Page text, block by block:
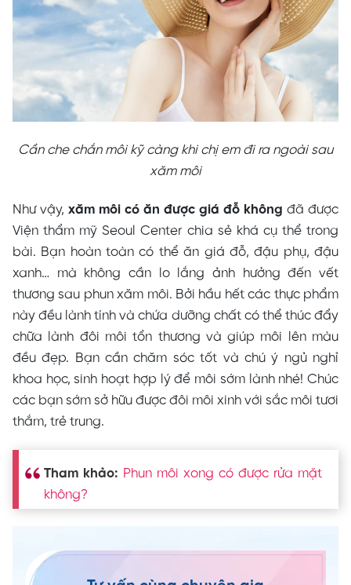
Cần che chắn môi kỹ càng khi chị em đi ra ngoài sau
xăm môi
Như vậy, xăm môi có ăn được giá đỗ không đã được
Viện thẩm mỹ Seoul Center chia sẻ khá cụ thể trong
bài. Bạn hoàn toàn có thể ăn giá đỗ, đậu phụ, đậu
xanh… mà không cần lo lắng ảnh hưởng đến vết
thương sau phun xăm môi. Bởi hầu hết các thực phẩm
này đều lành tính và chứa dưỡng chất có thể thúc đẩy
chữa lành đôi môi tổn thương và giúp môi lên màu
đều đẹp. Bạn cần chăm sóc tốt và chú ý ngủ nghỉ
khoa học, sinh hoạt hợp lý để môi sớm lành nhé! Chúc
các bạn sớm sở hữu được đôi môi xinh với sắc môi tươi
thắm, trẻ trung.
Tham khảo: Phun môi xong có được rửa mặt
không?